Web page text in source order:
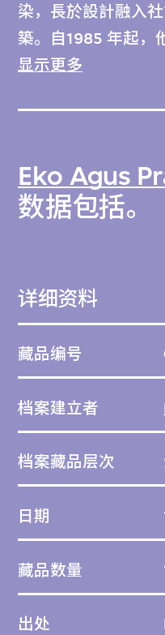
染，長於設計融入
築。自1985 年起，
教大學的建築與設
他的部分知名項目
（1999）及朗倫畫
計劃。普拉沃圖的
地藝術祭的〈為大
（2013）、於丹麥
術節展出的《 漂浮
本檔案圍繞普拉沃
城市貧民住屋」（
及相關文獻，展現
的需要。項目概念
的碩士論文，其後
显示更多
Eko Agus
数据包括。
详细资料
藏品编号
档案建立者
档案藏品层次
日期
藏品数量
出处